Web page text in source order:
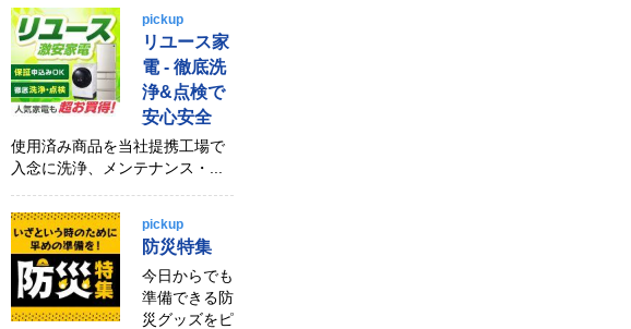
pickup
リユース家
電 - 徹底洗
浄&点検で
安心安全
使用済み商品を当社提携工場で
入念に洗浄、メンテナンス・...
pickup
防災特集
今日からでも
準備できる防
災グッズをピ